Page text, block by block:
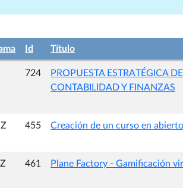
Id Título
724
PROPUESTA ESTRATÉGICA
CONTABILIDAD Y FINANZAS
455 Creación de un curso en
461 Plane Factory - Gamificación